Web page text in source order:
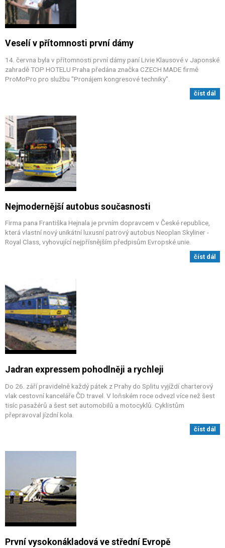
Veselí v přítomnosti první dámy
14. června byla v přítomnosti první dámy paní Livie Klausové v Japonské
zahradě TOP HOTELU Praha předána značka CZECH MADE firmě
ProMoPro pro službu "Pronájem kongresové techniky".
číst dál
Nejmodernější autobus současnosti
Firma pana Františka Hejnala je prvním dopravcem v České republice,
která vlastní nový unikátní luxusní patrový autobus Neoplan Skyliner -
Royal Class, vyhovující nejpřísnějším předpisům Evropské unie.
číst dál
Jadran expressem pohodlněji a rychleji
Do 26. září pravidelně každý pátek z Prahy do Splitu vyjíždí charterový
vlak cestovní kanceláře ČD travel. V loňském roce odvezl více než šest
tisíc pasažérů a šest set automobilů a motocyklů. Cyklistům
přepravoval jízdní kola.
číst dál
První vysokonákladová ve střední Evropě